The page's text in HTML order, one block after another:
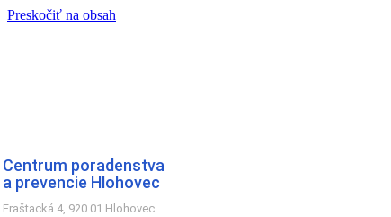
Preskočiť na obsah
Centrum poradenstva
a prevencie Hlohovec
Fraštacká 4, 920 01 Hlohovec